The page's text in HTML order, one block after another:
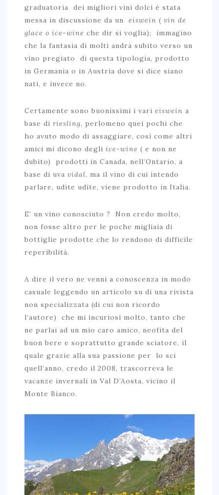
graduatoria dei migliori vini dolci è stata
messa in discussione da un eiswein ( vin de
glace o ice-wine che dir si voglia); immagino
che la fantasia di molti andrà subito verso un
vino pregiato di questa tipologia, prodotto
in Germania o in Austria dove si dice siano
nati, e invece no.
Certamente sono buonissimi i vari eiswein a
base di riesling, perlomeno quei pochi che
ho avuto modo di assaggiare, così come altri
amici mi dicono degli ice-wine ( e non ne
dubito) prodotti in Canada, nell’Ontario, a
base di uva vidal, ma il vino di cui intendo
parlare, udite udite, viene prodotto in Italia.
E’ un vino conosciuto ? Non credo molto,
non fosse altro per le poche migliaia di
bottiglie prodotte che lo rendono di difficile
reperibilità.
A dire il vero ne venni a conoscenza in modo
casuale leggendo un articolo su di una rivista
non specializzata (di cui non ricordo
l’autore) che mi incuriosì molto, tanto che
ne parlai ad un mio caro amico, neofita del
buon bere e soprattutto grande sciatore, il
quale grazie alla sua passione per lo sci
quell’anno, credo il 2008, trascorreva le
vacanze invernali in Val D’Aosta, vicino il
Monte Bianco.